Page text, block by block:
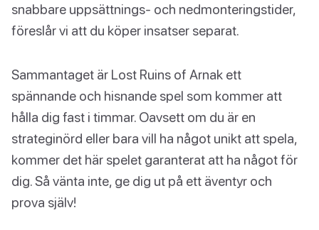
snabbare uppsättnings- och nedmonteringstider,
föreslår vi att du köper insatser separat.
Sammantaget är Lost Ruins of Arnak ett
spännande och hisnande spel som kommer att
hålla dig fast i timmar. Oavsett om du är en
strateginörd eller bara vill ha något unikt att spela,
kommer det här spelet garanterat att ha något för
dig. Så vänta inte, ge dig ut på ett äventyr och
prova själv!